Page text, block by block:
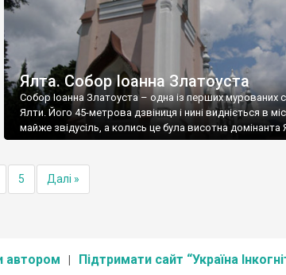
Ялта. Собор Іоанна Златоуста
Собор Іоанна Златоуста – одна із перших мурованих
Ялти. Його 45-метрова дзвіниця і нині видніється в
майже звідусіль, а колись це була висотна домінанта
5 Далі »
автором Підтримати сайт “Україна